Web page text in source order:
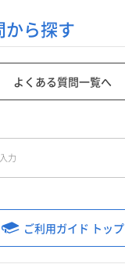
ご利用ガイド トップ
から探す
よくある質問一覧へ